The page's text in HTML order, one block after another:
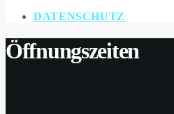
DATENSCHUTZ
Öffnungszeiten